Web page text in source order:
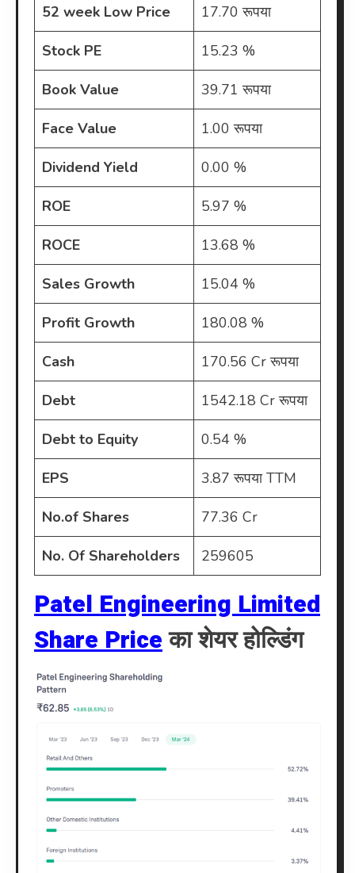
52 week Low Price 17.70 रूपया
Stock PE 15.23 %
Book Value 39.71 रूपया
Face Value 1.00 रूपया
Dividend Yield 0.00 %
ROE 5.97 %
ROCE 13.68 %
Sales Growth 15.04 %
Profit Growth 180.08 %
Cash 170.56 Cr रूपया
Debt 1542.18 Cr रूपया
Debt to Equity 0.54 %
EPS 3.87 रूपया TTM
No.of Shares 77.36 Cr
No. Of Shareholders 259605
Patel Engineering Limited
Share Priceका शेयर होल्डिंग